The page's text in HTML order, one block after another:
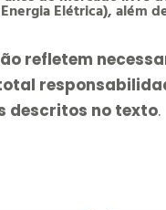
Elétrica), além
refletem
descritos no texto.